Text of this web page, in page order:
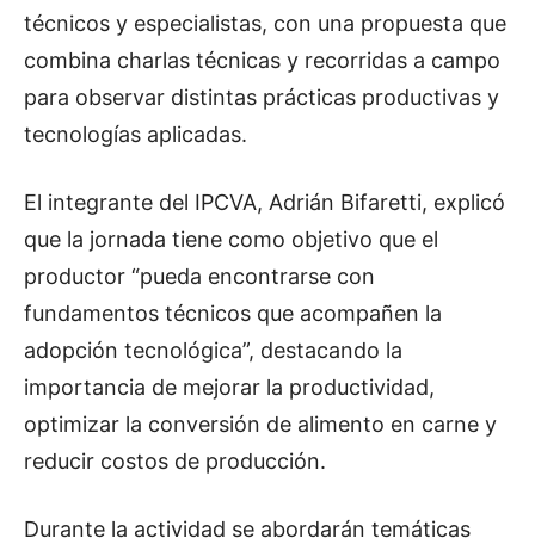
técnicos y especialistas, con una propuesta que
combina charlas técnicas y recorridas a campo
para observar distintas prácticas productivas y
tecnologías aplicadas.
El integrante del IPCVA, Adrián Bifaretti, explicó
que la jornada tiene como objetivo que el
productor “pueda encontrarse con
fundamentos técnicos que acompañen la
adopción tecnológica”, destacando la
importancia de mejorar la productividad,
optimizar la conversión de alimento en carne y
reducir costos de producción.
Durante la actividad se abordarán temáticas